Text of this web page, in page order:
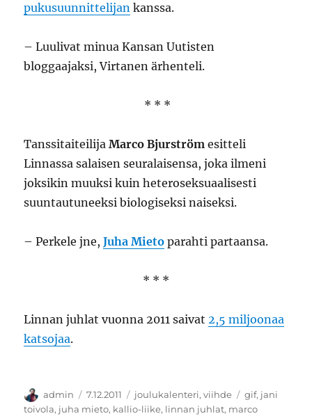
pukusuunnittelijan kanssa.
– Luulivat minua Kansan Uutisten
bloggaajaksi, Virtanen ärhenteli.
* * *
TanssitaiteilijaMarco Bjurström esitteli
Linnassa salaisen seuralaisensa, joka ilmeni
joksikin muuksi kuin heteroseksuaalisesti
suuntautuneeksi biologiseksi naiseksi.
– Perkele jne,Juha Mieto parahti partaansa.
* * *
Linnan juhlat vuonna 2011 saivat2,5 miljoonaa
katsojaa.
Kirjoittaja
admin Julkaistu
7.12.2011 Kategoriat
joulukalenteri,viihde Avainsanat
gif, jani
toivola, juha mieto, kallio-liike, linnan juhlat, marco